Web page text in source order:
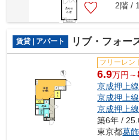
2階 /
賃貸 | アパート リブ・フォー
フリーレン
6.9万円～
京成押上線
京成押上線
京成押上線
築6年 /
東京都葛